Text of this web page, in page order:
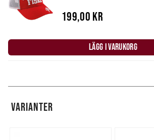
199,00 kr
LÄGG I VARUKORG
VARIANTER